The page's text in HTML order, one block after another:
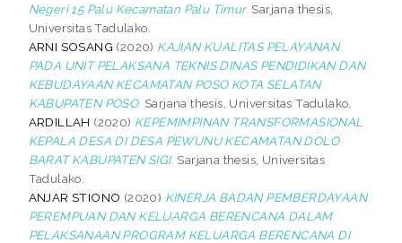
Negeri 15 Palu Kecamatan Palu Timur. Sarjana thesis,
Universitas Tadulako.
ARNI SOSANG (2020) KAJIAN KUALITAS PELAYANAN
PADA UNIT PELAKSANA TEKNIS DINAS PENDIDIKAN DAN
KEBUDAYAAN KECAMATAN POSO KOTA SELATAN
KABUPATEN POSO. Sarjana thesis, Universitas Tadulako.
ARDILLAH (2020) KEPEMIMPINAN TRANSFORMASIONAL
KEPALA DESA DI DESA PEWUNU KECAMATAN DOLO
BARAT KABUPATEN SIGI. Sarjana thesis, Universitas
Tadulako.
ANJAR STIONO (2020) KINERJA BADAN PEMBERDAYAAN
PEREMPUAN DAN KELUARGA BERENCANA DALAM
PELAKSANAAN PROGRAM KELUARGA BERENCANA DI